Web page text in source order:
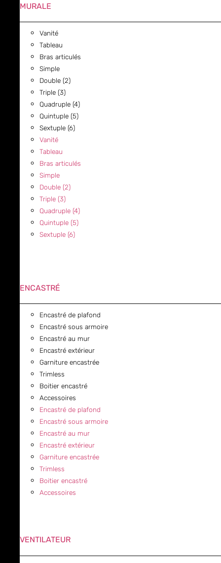
MURALE
Vanité
Tableau
Bras articulés
Simple
Double (2)
Triple (3)
Quadruple (4)
Quintuple (5)
Sextuple (6)
Vanité
Tableau
Bras articulés
Simple
Double (2)
Triple (3)
Quadruple (4)
Quintuple (5)
Sextuple (6)
ENCASTRÉ
Encastré de plafond
Encastré sous armoire
Encastré au mur
Encastré extérieur
Garniture encastrée
Trimless
Boitier encastré
Accessoires
Encastré de plafond
Encastré sous armoire
Encastré au mur
Encastré extérieur
Garniture encastrée
Trimless
Boitier encastré
Accessoires
VENTILATEUR